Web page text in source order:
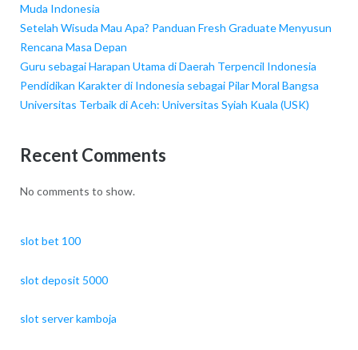
Muda Indonesia
Setelah Wisuda Mau Apa? Panduan Fresh Graduate Menyusun
Rencana Masa Depan
Guru sebagai Harapan Utama di Daerah Terpencil Indonesia
Pendidikan Karakter di Indonesia sebagai Pilar Moral Bangsa
Universitas Terbaik di Aceh: Universitas Syiah Kuala (USK)
Recent Comments
No comments to show.
slot bet 100
slot deposit 5000
slot server kamboja